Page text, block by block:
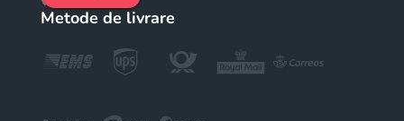
Metode de livrare